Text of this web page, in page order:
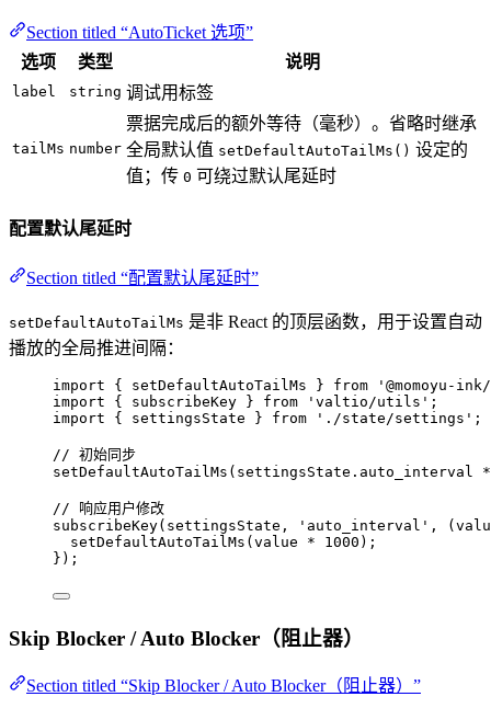
Section titled “AutoTicket 选项”
选项
类型 说明
label string 调试用标签
tailMs number
票据完成后的额外等待（毫秒）。省略时继承
全局默认值 setDefaultAutoTailMs() 设定的
值；传 0 可绕过默认尾延时
配置默认尾延时
Section titled “配置默认尾延时”
setDefaultAutoTailMs 是非 React 的顶层函数，用于设置自动
播放的全局推进间隔：
import { setDefaultAutoTailMs } from ' @momoyu-
import { subscribeKey } from ' valtio/utils ' ;
import { settingsState } from ' ./state/settings ' ;
// 初始同步
setDefaultAutoTailMs (settingsState . auto_interval *
// 响应用户修改
subscribeKey(settingsState, ' auto_interval ' , (
setDefaultAutoTailMs (value * 1000 );
});
Skip Blocker / Auto Blocker（阻止器）
Section titled “Skip Blocker / Auto Blocker（阻止器）”